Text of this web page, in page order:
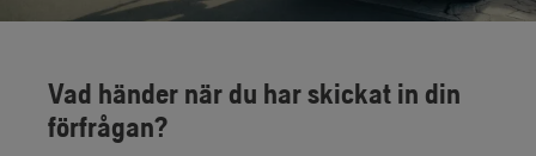
Vad händer när du har skickat in din
förfrågan?